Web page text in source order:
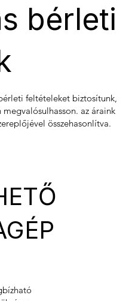
bérleti
feltételeket biztosítunk,
az áraink
összehasonlítva.